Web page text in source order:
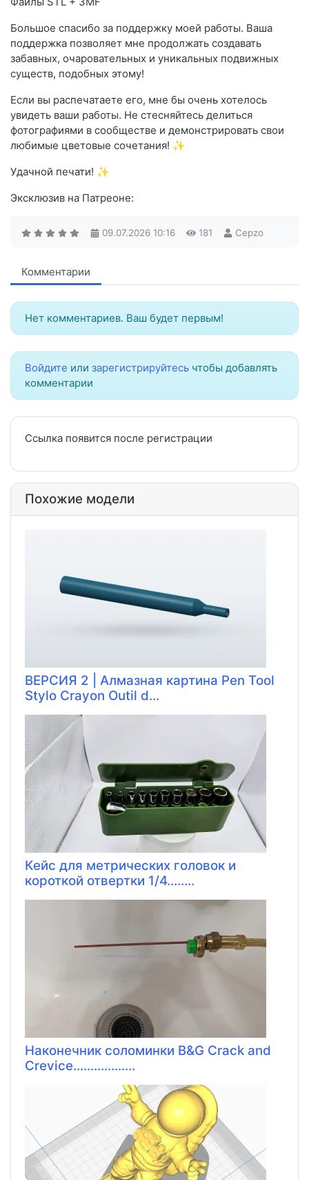
Большое спасибо за поддержку моей работы. Ваша
поддержка позволяет мне продолжать создавать
забавных, очаровательных и уникальных подвижных
существ, подобных этому!
Если вы распечатаете его, мне бы очень хотелось
увидеть ваши работы. Не стесняйтесь делиться
фотографиями в сообществе и демонстрировать свои
любимые цветовые сочетания! ✨
Удачной печати! ✨
Эксклюзив на Патреоне:
09.07.2026 10:16 181 Cepzo
Комментарии
Нет комментариев. Ваш будет первым!
Войдите или зарегистрируйтесь чтобы добавлять
комментарии
Ссылка появится после регистрации
Похожие модели
ВЕРСИЯ 2 | Алмазная картина Pen Tool
Stylo Crayon Outil d...
Кейс для метрических головок и
короткой отвертки 1/4........
Наконечник соломинки B&G Crack and
Crevice..................